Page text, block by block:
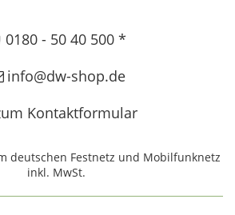
0180 - 50 40 500 *
info@dw-shop.de
Kontaktformular
deutschen Festnetz und Mobilfunknetz
inkl. MwSt.